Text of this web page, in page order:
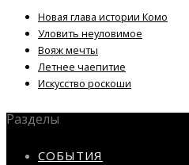
Новая глава истории Комо
Уловить неуловимое
Вояж мечты
Летнее чаепитие
Искусство роскоши
Разделы
СОБЫТИЯ